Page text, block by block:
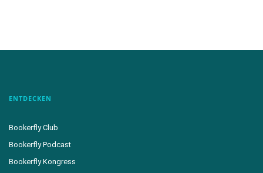
ENTDECKEN
Bookerfly Club
Bookerfly Podcast
Bookerfly Kongress